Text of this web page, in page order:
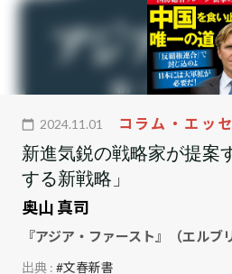
2024.11.01 コラム・エッ
新進気鋭の戦略家が提案
する新戦略」
奥山 真司
『アジア・ファースト』（エルブ
出典 :#文春新書